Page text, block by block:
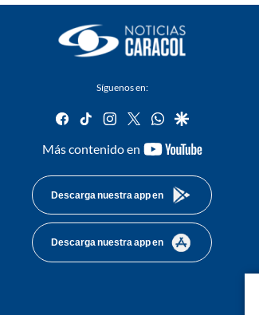
Síguenos en:
facebook
tiktok instagram
twitterwhatsapp
google
Más contenido en
youtube-
Descarga nuestra app en
Descarga nuestra app en